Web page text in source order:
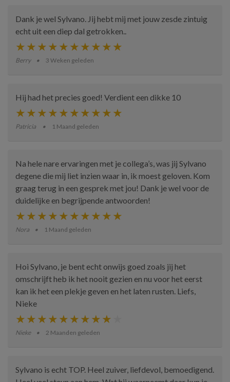
Dank je wel Sylvano. Jij hebt mij met jouw zesde zintuig
echt uit een diep dal getrokken..
Berry 3 Weken geleden
Hij had het precies goed! Verdient een dikke 10
Patricia 1 Maand geleden
Na hele nare ervaringen met je collega’s, was jij Sylvano
degene die mij liet inzien waar in, ik moest geloven. Kom
graag terug in een gesprek met jou! Dank je wel voor de
duidelijke en begrijpende antwoorden!
Nora 1 Maand geleden
Hoi Sylvano, je bent echt onwijs goed zoals jij het
omschrijft heb ik het nooit gezien en nu voor het eerst
kan ik het een plekje geven en het laten rusten. Liefs,
Nieke
Nieke 2 Maanden geleden
Sylvano is echt TOP. Heel zuiver, liefdevol, bemoedigend.